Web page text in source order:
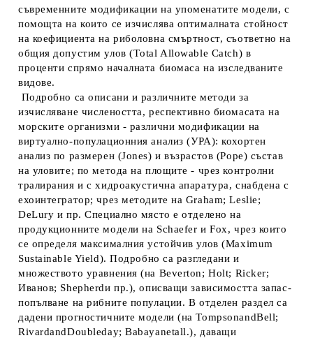
съвременните модификации на упоменатите модели, с
помощта на които се изчислява оптималната стойност
на коефициента на риболовна смъртност, съответно на
общия допустим улов (Тotal Allowable Catch) в
проценти спрямо началната биомаса на изследваните
видове.
Подробно са описани и различните методи за
изчисляване числеността, респективно биомасата на
морските организми - различни модификации на
виртуално-популационния анализ (УРА): кохортен
анализ по размерен (Jones) и възрастов (Роре) състав
на уловите; по метода на площите - чрез контролни
тралирания и с хидроакустична апаратура, снабдена с
ехоинтегратор; чрез методите на Graham; Leslie;
DeLury и пр. Специално място е отделено на
продукционните модели на Schaefer и Fох, чрез които
се определя максималния устойчив улов (Махimum
Sustainable Yield). Подробно са разгледани и
множеството уравнения (на Beverton; Holt; Ricker;
Иванов; Shepherdи пр.), описващи зависимостта запас-
попълване на рибните популации. В отделен раздел са
дадени прогностичните модели (на ТоmpsonandBell;
RivardandDoubleday; Babayanetall.), даващи